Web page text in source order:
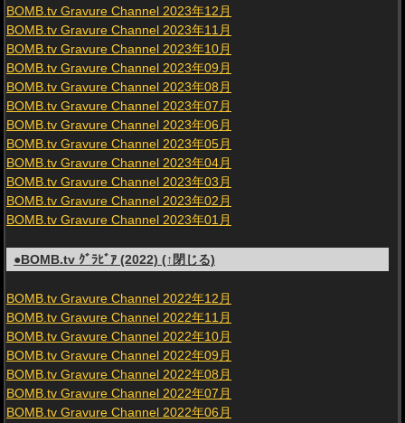
BOMB.tv Gravure Channel 2023年12月
BOMB.tv Gravure Channel 2023年11月
BOMB.tv Gravure Channel 2023年10月
BOMB.tv Gravure Channel 2023年09月
BOMB.tv Gravure Channel 2023年08月
BOMB.tv Gravure Channel 2023年07月
BOMB.tv Gravure Channel 2023年06月
BOMB.tv Gravure Channel 2023年05月
BOMB.tv Gravure Channel 2023年04月
BOMB.tv Gravure Channel 2023年03月
BOMB.tv Gravure Channel 2023年02月
BOMB.tv Gravure Channel 2023年01月
●BOMB.tv ｸﾞﾗﾋﾞｱ (2022) (↑閉じる)
BOMB.tv Gravure Channel 2022年12月
BOMB.tv Gravure Channel 2022年11月
BOMB.tv Gravure Channel 2022年10月
BOMB.tv Gravure Channel 2022年09月
BOMB.tv Gravure Channel 2022年08月
BOMB.tv Gravure Channel 2022年07月
BOMB.tv Gravure Channel 2022年06月